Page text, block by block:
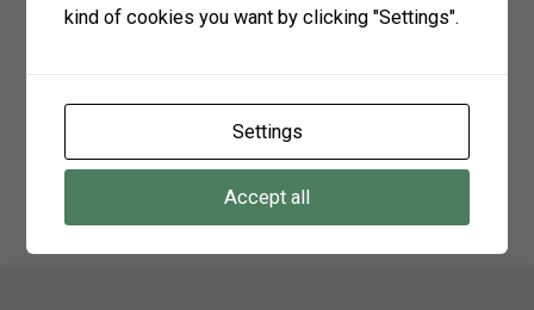
Материал хүлээн авах
2023 оны 12 дугаар сарын 22-ний өдрөөс
Холбоо барих: 99989800, 88046464
kind of cookies you want by clicking "Settings".
Settings
Accept all